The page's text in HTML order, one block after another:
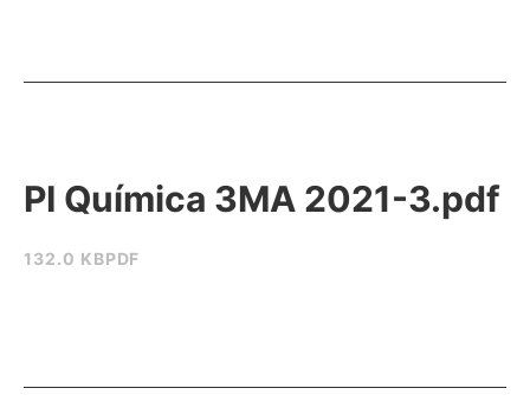
132.0 KBPDF
PI Química 3MA 2021-3.pdf